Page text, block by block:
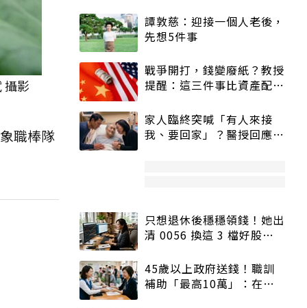
攝影
職棒隊
譚敦慈：迎接一個人老後，
先想5件事
戰爭開打，錢變廢紙？教授
提醒：這三件事比資產配置
家人臨終突喊「有人來接
我、要回家」？醫授回應方
只想退休後穩穩領錢！她出
清 0056 換這 3 檔好股：
45歲以上政府送錢！職訓
補助「最高10萬」：在